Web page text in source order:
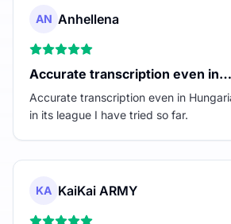
AN Anhellena
Accurate transcription even in…
Accurate transcription even in
in its league I have tried so far.
KA KaiKai ARMY